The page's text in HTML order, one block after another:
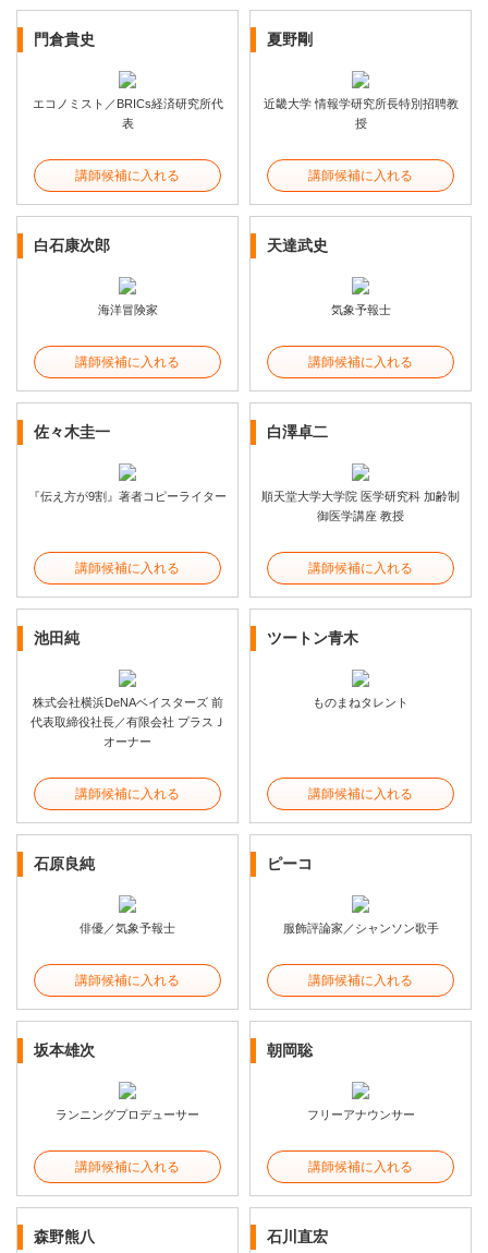
門倉貴史
エコノミスト／BRICs経済研究所代
表
講師候補に入れる
夏野剛
近畿大学 情報学研究所長特別招聘教
授
講師候補に入れる
白石康次郎
海洋冒険家
講師候補に入れる
天達武史
気象予報士
講師候補に入れる
佐々木圭一
『伝え方が9割』著者コピーライター
講師候補に入れる
白澤卓二
順天堂大学大学院 医学研究科 加齢制
御医学講座 教授
講師候補に入れる
池田純
株式会社横浜DeNAベイスターズ 前
代表取締役社長／有限会社 プラスＪ
オーナー
講師候補に入れる
ツートン青木
ものまねタレント
講師候補に入れる
石原良純
俳優／気象予報士
講師候補に入れる
ピーコ
服飾評論家／シャンソン歌手
講師候補に入れる
坂本雄次
ランニングプロデューサー
講師候補に入れる
朝岡聡
フリーアナウンサー
講師候補に入れる
森野熊八 石川直宏